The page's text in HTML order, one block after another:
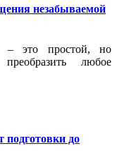
незабываемой
– это простой, но
любое
подготовки до